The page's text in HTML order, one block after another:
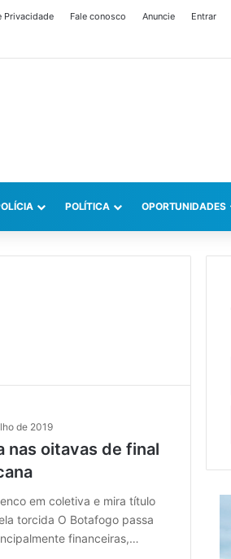
Privacidade Fale conosco Anuncie Entrar
POLÍTICA OPORTUNIDADES
de 2019
nas oitavas de final
em coletiva e mira título
torcida O Botafogo passa
financeiras,…